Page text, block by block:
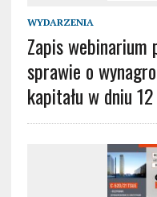
WYDARZENIA
Zapis webinarium
sprawie o
kapitału w dniu